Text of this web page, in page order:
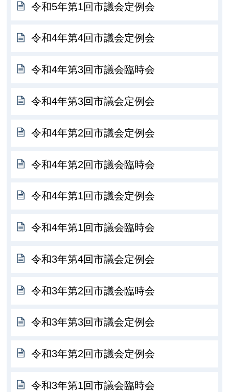
令和5年第1回市議会定例会
令和4年第4回市議会定例会
令和4年第3回市議会臨時会
令和4年第3回市議会定例会
令和4年第2回市議会定例会
令和4年第2回市議会臨時会
令和4年第1回市議会定例会
令和4年第1回市議会臨時会
令和3年第4回市議会定例会
令和3年第2回市議会臨時会
令和3年第3回市議会定例会
令和3年第2回市議会定例会
令和3年第1回市議会臨時会